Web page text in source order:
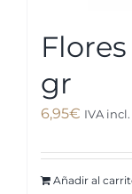
gr
6,95€ IVA incl.
Añadir al